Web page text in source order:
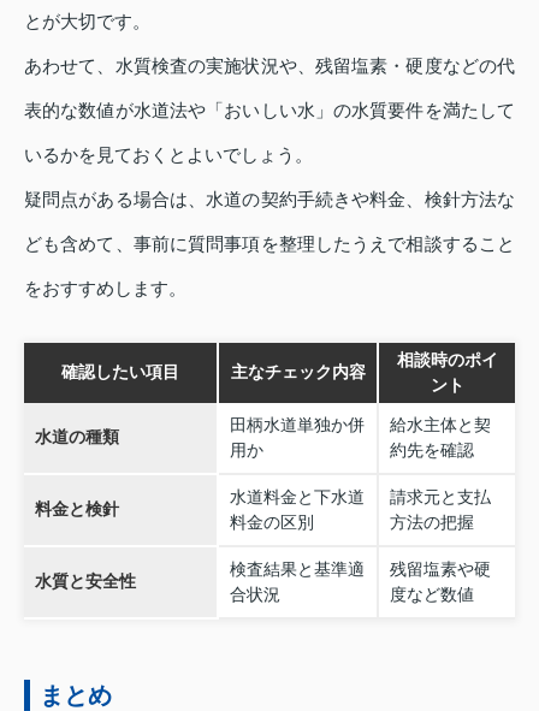
とが大切です。
あわせて、水質検査の実施状況や、残留塩素・硬度などの代
表的な数値が水道法や「おいしい水」の水質要件を満たして
いるかを見ておくとよいでしょう。
疑問点がある場合は、水道の契約手続きや料金、検針方法な
ども含めて、事前に質問事項を整理したうえで相談すること
をおすすめします。
確認したい項目 主なチェック内容
相談時のポイ
ント
水道の種類
田柄水道単独か併
用か
給水主体と契
約先を確認
料金と検針
水道料金と下水道
料金の区別
請求元と支払
方法の把握
水質と安全性
検査結果と基準適
合状況
残留塩素や硬
度など数値
まとめ